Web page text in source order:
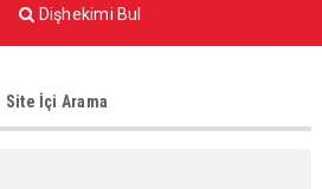
Dişhekimi Bul
Site İçi Arama